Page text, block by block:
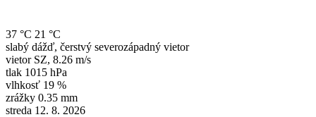
37 °C 21 °C
slabý dážď, čerstvý severozápadný vietor
vietor SZ, 8.26 m/s
tlak 1015 hPa
vlhkosť 19 %
zrážky 0.35 mm
streda 12. 8. 2026